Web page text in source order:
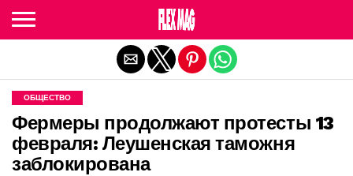
ОБЩЕСТВО
Фермеры продолжают протесты 13
февраля: Леушенская таможня
заблокирована
Exit mobile version